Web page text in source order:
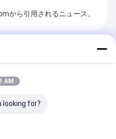
から引用されるニュース。
AM
looking for?